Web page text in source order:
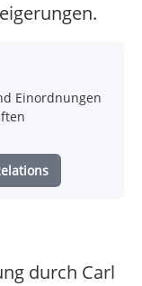
Einordnungen
durch Carl